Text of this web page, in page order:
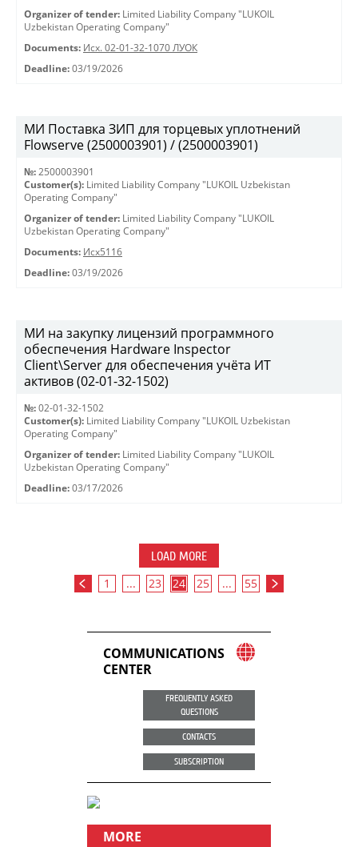
Organizer of tender: Limited Liability Company "LUKOIL
Uzbekistan Operating Company"
Documents: Исх. 02-01-32-1070 ЛУОК
Deadline: 03/19/2026
МИ Поставка ЗИП для торцевых уплотнений
Flowserve (2500003901) / (2500003901)
№: 2500003901
Customer(s): Limited Liability Company "LUKOIL Uzbekistan
Operating Company"
Organizer of tender: Limited Liability Company "LUKOIL
Uzbekistan Operating Company"
Documents: Исх5116
Deadline: 03/19/2026
МИ на закупку лицензий программного
обеспечения Hardware Inspector
Client\Server для обеспечения учёта ИТ
активов (02-01-32-1502)
№: 02-01-32-1502
Customer(s): Limited Liability Company "LUKOIL Uzbekistan
Operating Company"
Organizer of tender: Limited Liability Company "LUKOIL
Uzbekistan Operating Company"
Deadline: 03/17/2026
LOAD MORE
1 ... 23 24 25 ... 55
COMMUNICATIONS
CENTER
FREQUENTLY ASKED
QUESTIONS
CONTACTS
SUBSCRIPTION
MORE